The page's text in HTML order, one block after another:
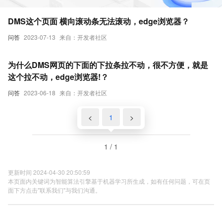
问答 2023-07-13 来自：开发者社区
DMS这个页面 横向滚动条无法滚动，edge浏览器？
问答 2023-06-18 来自：开发者社区
为什么DMS网页的下面的下拉条拉不动，很不方便，就是
这个拉不动，edge浏览器!？
< 1 >
1 / 1
更新时间 2024-04-30 20:50:59
本页面内关键词为智能算法引擎基于机器学习所生成，如有任何问题，可在页
面下方点击"联系我们"与我们沟通。